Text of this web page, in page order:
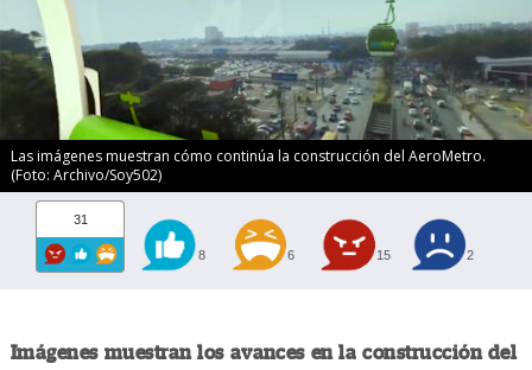
Las imágenes muestran cómo continúa la construcción del AeroMetro.
(Foto: Archivo/Soy502)
31
8 6 15 2
Imágenes muestran los avances en la construcción del